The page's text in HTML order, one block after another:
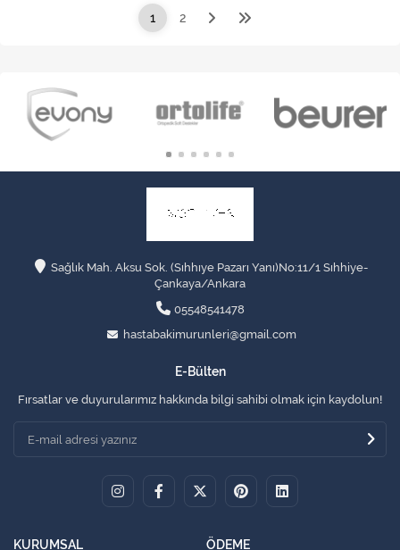
1 2
Sağlık Mah. Aksu Sok. (Sıhhıye Pazarı Yanı)No:11/1 Sıhhiye-
Çankaya/Ankara
05548541478
hastabakimurunleri@gmail.com
E-Bülten
Fırsatlar ve duyurularımız hakkında bilgi sahibi olmak için kaydolun!
KURUMSAL ÖDEME